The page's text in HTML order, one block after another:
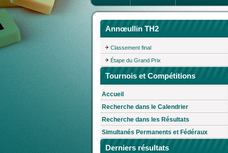
Annœullin TH2
Classement final
Étape du Grand Prix
Tournois et Compétitions
Accueil
Recherche dans le Calendrier
Recherche dans les Résultats
Simultanés Permanents et Fédéraux
Derniers résultats